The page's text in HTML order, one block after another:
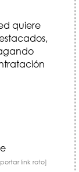
quiere
link roto]